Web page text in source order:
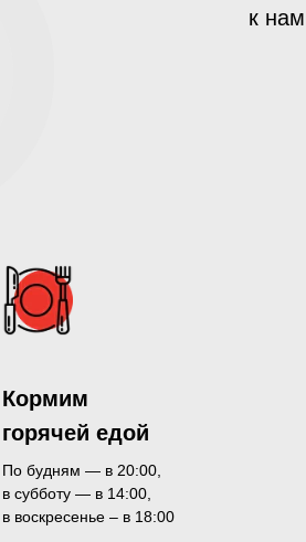
к
По будням — в 20:00,
в субботу — в 14:00,
в воскресенье – в 18:00
Кормим
горячей едой